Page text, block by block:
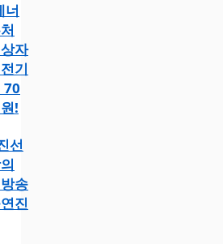
너
자
기
70
!
선
송
진